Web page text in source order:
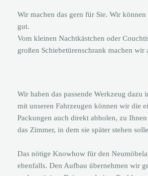
Wir machen das gern für Sie. Wir
gut.
Vom kleinen Nachtkästchen oder
großen Schiebetürenschrank machen wir
Wir haben das passende Werkzeug dazu
mit unseren Fahrzeugen können wir die
Packungen auch direkt abholen, zu
das Zimmer, in dem sie später stehen
Das nötige Knowhow für den
ebenfalls. Den Aufbau übernehmen wir